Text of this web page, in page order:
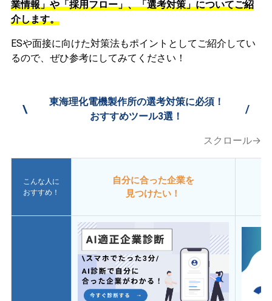
業情報」や「採用フロー」、「選考対策」についてご紹
介します。
ESや面接に向けた対策法もポイントとしてご紹介してい
るので、ぜひ参考にしてみてください！
\
東海理化電機製作所の選考対策に必須！
おすすめツール3選！
/
スクロール→
こんな人に
おすすめ！
自分に合った企業を
見つけたい！